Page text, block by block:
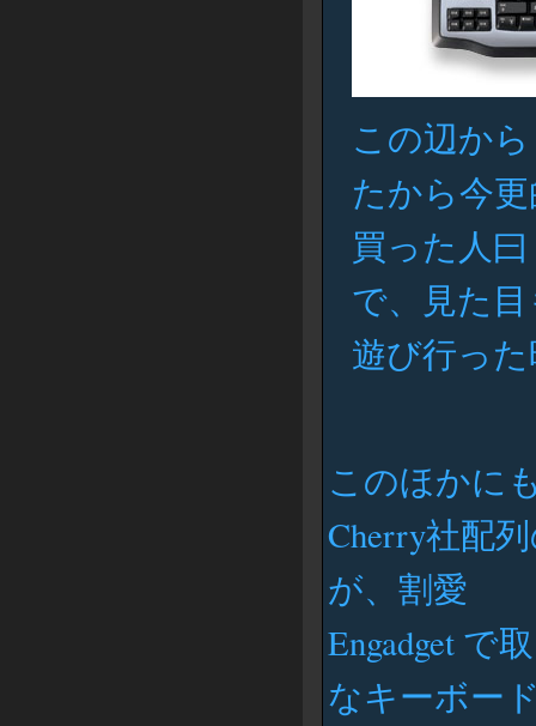
この辺か
たから今
買った人
で、見た
遊び行っ
このほかに
Cherry社配
が、割愛
Engadget で
なキーボー